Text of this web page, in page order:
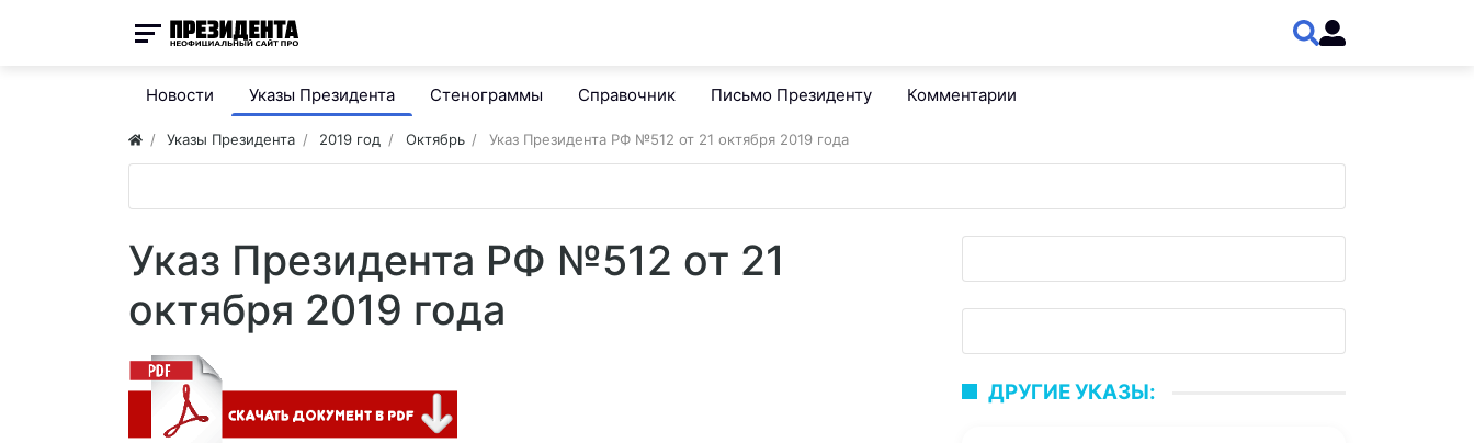
Новости Указы Президента Стенограммы Справочник Письмо Президенту Комментарии
Указы Президента 2019 год Октябрь Указ Президента РФ №512 от 21 октября 2019 года
Указ Президента РФ №512 от 21
октября 2019 года
ДРУГИЕ УКАЗЫ: